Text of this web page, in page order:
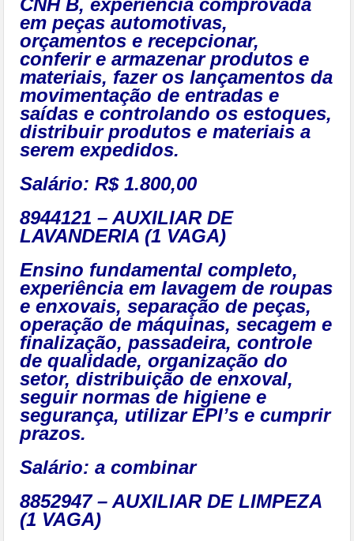
em peças automotivas,
orçamentos e recepcionar,
conferir e armazenar produtos e
materiais, fazer os lançamentos da
movimentação de entradas e
saídas e controlando os estoques,
distribuir produtos e materiais a
serem expedidos.
Salário: R$ 1.800,00
8944121 – AUXILIAR DE
LAVANDERIA (1 VAGA)
Ensino fundamental completo,
experiência em lavagem de roupas
e enxovais, separação de peças,
operação de máquinas, secagem e
finalização, passadeira, controle
de qualidade, organização do
setor, distribuição de enxoval,
seguir normas de higiene e
segurança, utilizar EPI’s e cumprir
prazos.
Salário: a combinar
8852947 – AUXILIAR DE LIMPEZA
(1 VAGA)